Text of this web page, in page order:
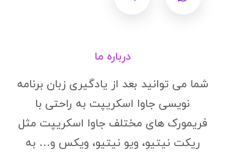
درباره ما
شما می توانید بعد از یادگیری زبان برنامه
نویسی جاوا اسکریپت به راحتی با
فریمورک های مختلف جاوا اسکریپت مثل
ریکت نیتیو، ویو نیتیو، ویکس و… به